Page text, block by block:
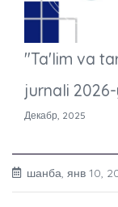
"Ta'lim va
jurnali
Декабр, 2025
шанба, янв